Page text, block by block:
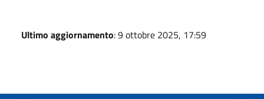
Ultimo aggiornamento: 9 ottobre 2025, 17:59